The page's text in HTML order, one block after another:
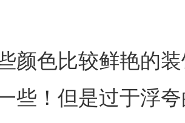
颜色比较鲜艳的
些！但是过于浮